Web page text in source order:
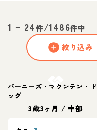
1 ~ 24件/1486件中
絞り込み
バーニーズ・マウンテン・ド
ッグ
3歳3ヶ月 / 中部